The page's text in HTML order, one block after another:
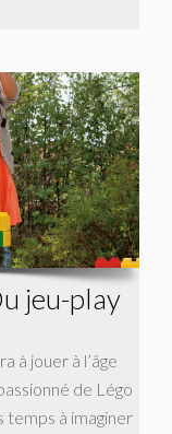
jeu-play
à jouer à l’âge
de Légo
temps à imaginer